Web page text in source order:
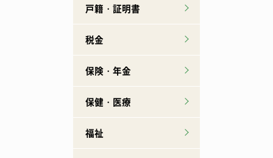
戸籍・証明書
税金
保険・年金
保健・医療
福祉